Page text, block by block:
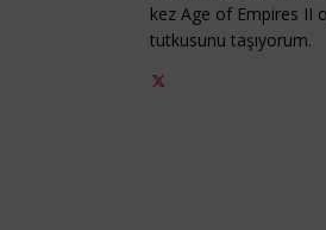
kez Age of Empires II
tutkusunu taşıyorum.